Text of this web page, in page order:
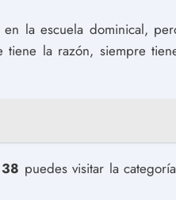
la escuela dominical,
tiene la razón, siempre
puedes visitar la categoría